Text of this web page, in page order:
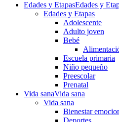
Edades y EtapasEdades y
Edades y Etapas
Adolescente
Adulto joven
Bebé
Escuela primaria
Niño pequeño
Preescolar
Prenatal
Vida sanaVida sana
Vida sana
Bienestar
Deportes